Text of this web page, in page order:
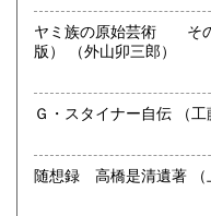
ご相談ください。
取り扱い分野
店主の目にとまったもの
ヤミ族の原始芸術 その
版） （外山卯三郎）
Ｇ・ス
随